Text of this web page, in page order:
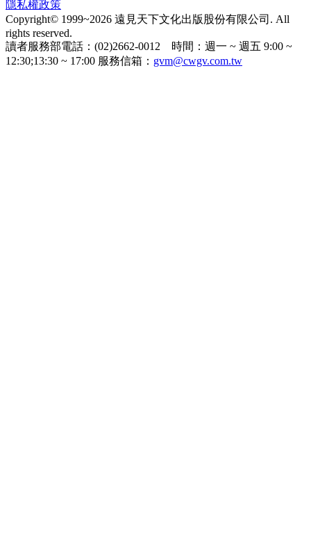
隱私權政策
Copyright© 1999~2026 遠見天下文化出版股份有限公司. All
rights reserved.
讀者服務部電話：(02)2662-0012 時間：週一 ~ 週五 9:00 ~
12:30;13:30 ~ 17:00 服務信箱： gvm@cwgv.com.tw